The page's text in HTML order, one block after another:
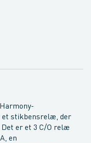
et stikbensrelæ, der
er et 3 C/O relæ
en